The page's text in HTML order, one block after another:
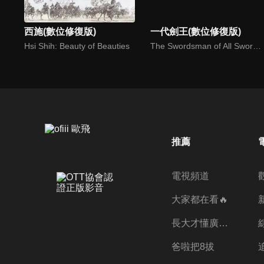
西施(數位修復版)
Hsi Shih: Beauty of Beauties
一代劍王(數位修復版)
推薦
電視頻道
大家都在看🔥
長大才懂廣志的偉大
爸啦把8拔